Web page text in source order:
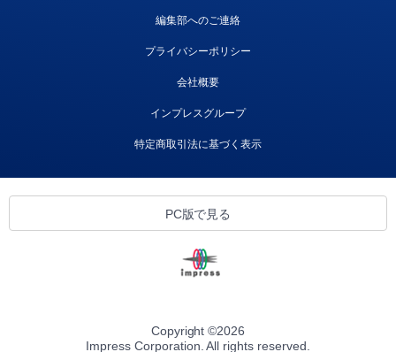
編集部へのご連絡
プライバシーポリシー
会社概要
インプレスグループ
特定商取引法に基づく表示
PC版で見る
Copyright ©2026
Impress Corporation. All rights reserved.